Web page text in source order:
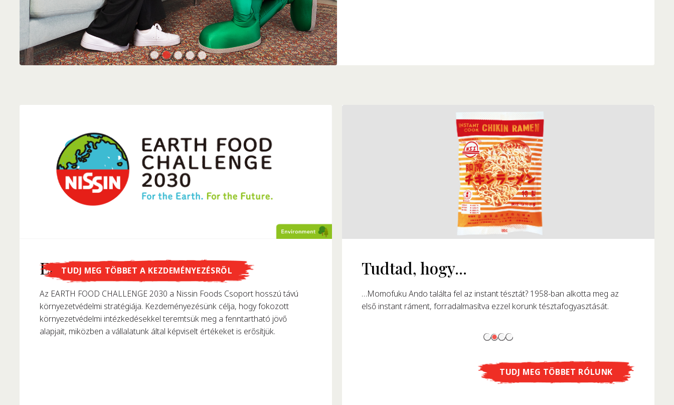
Earth Food Challenge
Az EARTH FOOD CHALLENGE 2030 a Nissin Foods Csoport hosszú távú
környezetvédelmi stratégiája. Kezdeményezésünk célja, hogy fokozott
környezetvédelmi intézkedésekkel teremtsük meg a fenntartható jövő
alapjait, miközben a vállalatunk által képviselt értékeket is erősítjük.
TUDJ MEG TÖBBET A KEZDEMÉNYEZÉSRŐL
Tudtad, hogy...
…Momofuku Ando találta fel az instant tésztát? 1958-ban alkotta meg az
első instant ráment, forradalmasítva ezzel korunk tésztafogyasztását.
Tudtad, hogy...
...ellátogathatsz az eredeti fakunyhó replikájába, ahol az instant tésztát
TUDJ MEG TÖBBET RÓLUNK